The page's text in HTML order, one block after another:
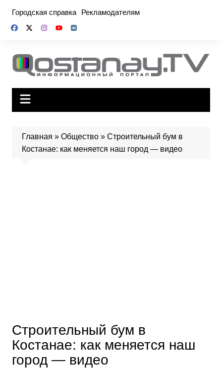
содержимому
Городская справка Рекламодателям
Главная » Общество» Строительный бум в
Костанае: как меняется наш город — видео
Строительный бум в
Костанае: как меняется наш
город — видео